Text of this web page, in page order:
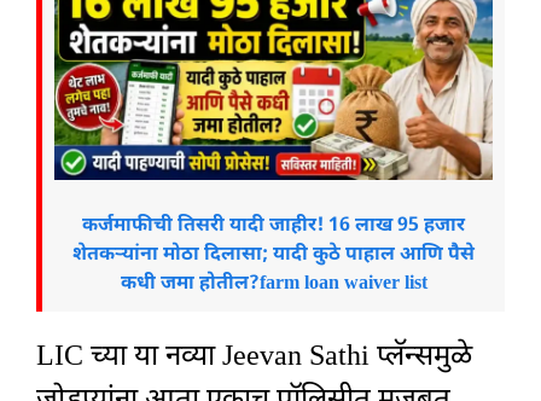
कर्जमाफीची तिसरी यादी जाहीर! 16 लाख 95 हजार
शेतकऱ्यांना मोठा दिलासा; यादी कुठे पाहाल आणि पैसे
कधी जमा होतील?farm loan waiver list
LIC च्या या नव्या Jeevan Sathi प्लॅन्समुळे